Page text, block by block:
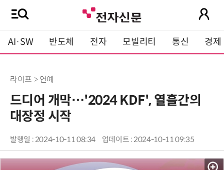
AI·SW 반도체 전자 모빌리티 통신 경제
라이프 > 연예
드디어 개막…'2024 KDF', 열흘간의
대장정 시작
발행일 : 2024-10-11 08:34 업데이트 : 2024-10-11 09:35